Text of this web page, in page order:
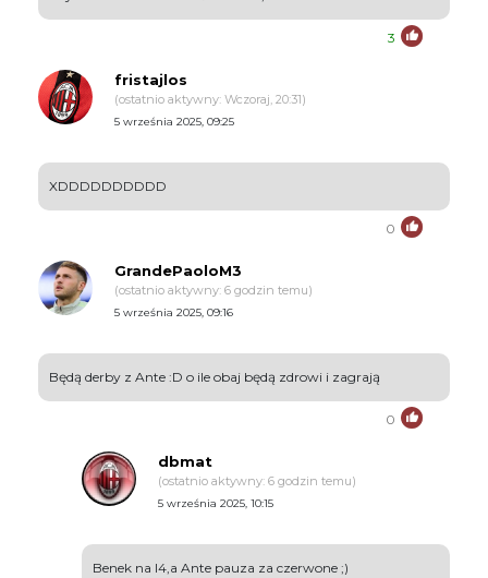
3
fristajlos
(ostatnio aktywny: Wczoraj, 20:31)
5 września 2025, 09:25
XDDDDDDDDDD
0
GrandePaoloM3
(ostatnio aktywny: 6 godzin temu)
5 września 2025, 09:16
Będą derby z Ante :D o ile obaj będą zdrowi i zagrają
0
dbmat
(ostatnio aktywny: 6 godzin temu)
5 września 2025, 10:15
Benek na l4,a Ante pauza za czerwone ;)